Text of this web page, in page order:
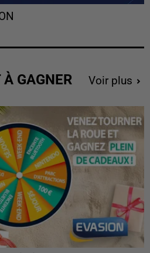
GAGNER Voir plus